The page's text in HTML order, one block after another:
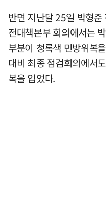
반면 지난달 25일 박형
전대책본부 회의에서는
부분이 청록색 민방위복
대비 최종 점검회의에서
복을 입었다.